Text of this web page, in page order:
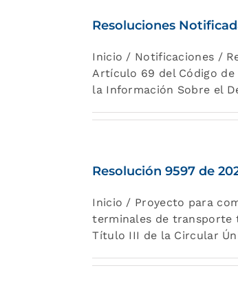
Resoluciones
Inicio / Notificaciones /
Artículo 69 del Código
la Información Sobre el
Resolución 9597 de
Inicio / Proyecto para
terminales de transporte
Título III de la Circular